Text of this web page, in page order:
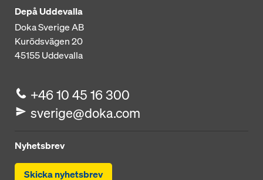
Depå Uddevalla
Doka Sverige AB
Kurödsvägen 20
45155Uddevalla
+46 10 45 16 300
sverige@doka.com
Nyhetsbrev
Skicka nyhetsbrev